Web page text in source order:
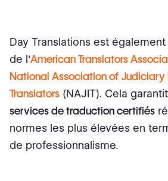
Day Translations est
de l'American Translators
National Association of Judiciary
Translators (NAJIT). Cela
services de traduction certifiés
normes les plus élevées en
de professionnalisme.